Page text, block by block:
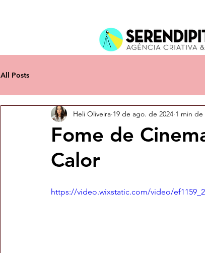
All Posts
Fome de
Calor
Heli Oliveira 19 de ago. de 2024 1 min
https://video.wixstatic.com/video/